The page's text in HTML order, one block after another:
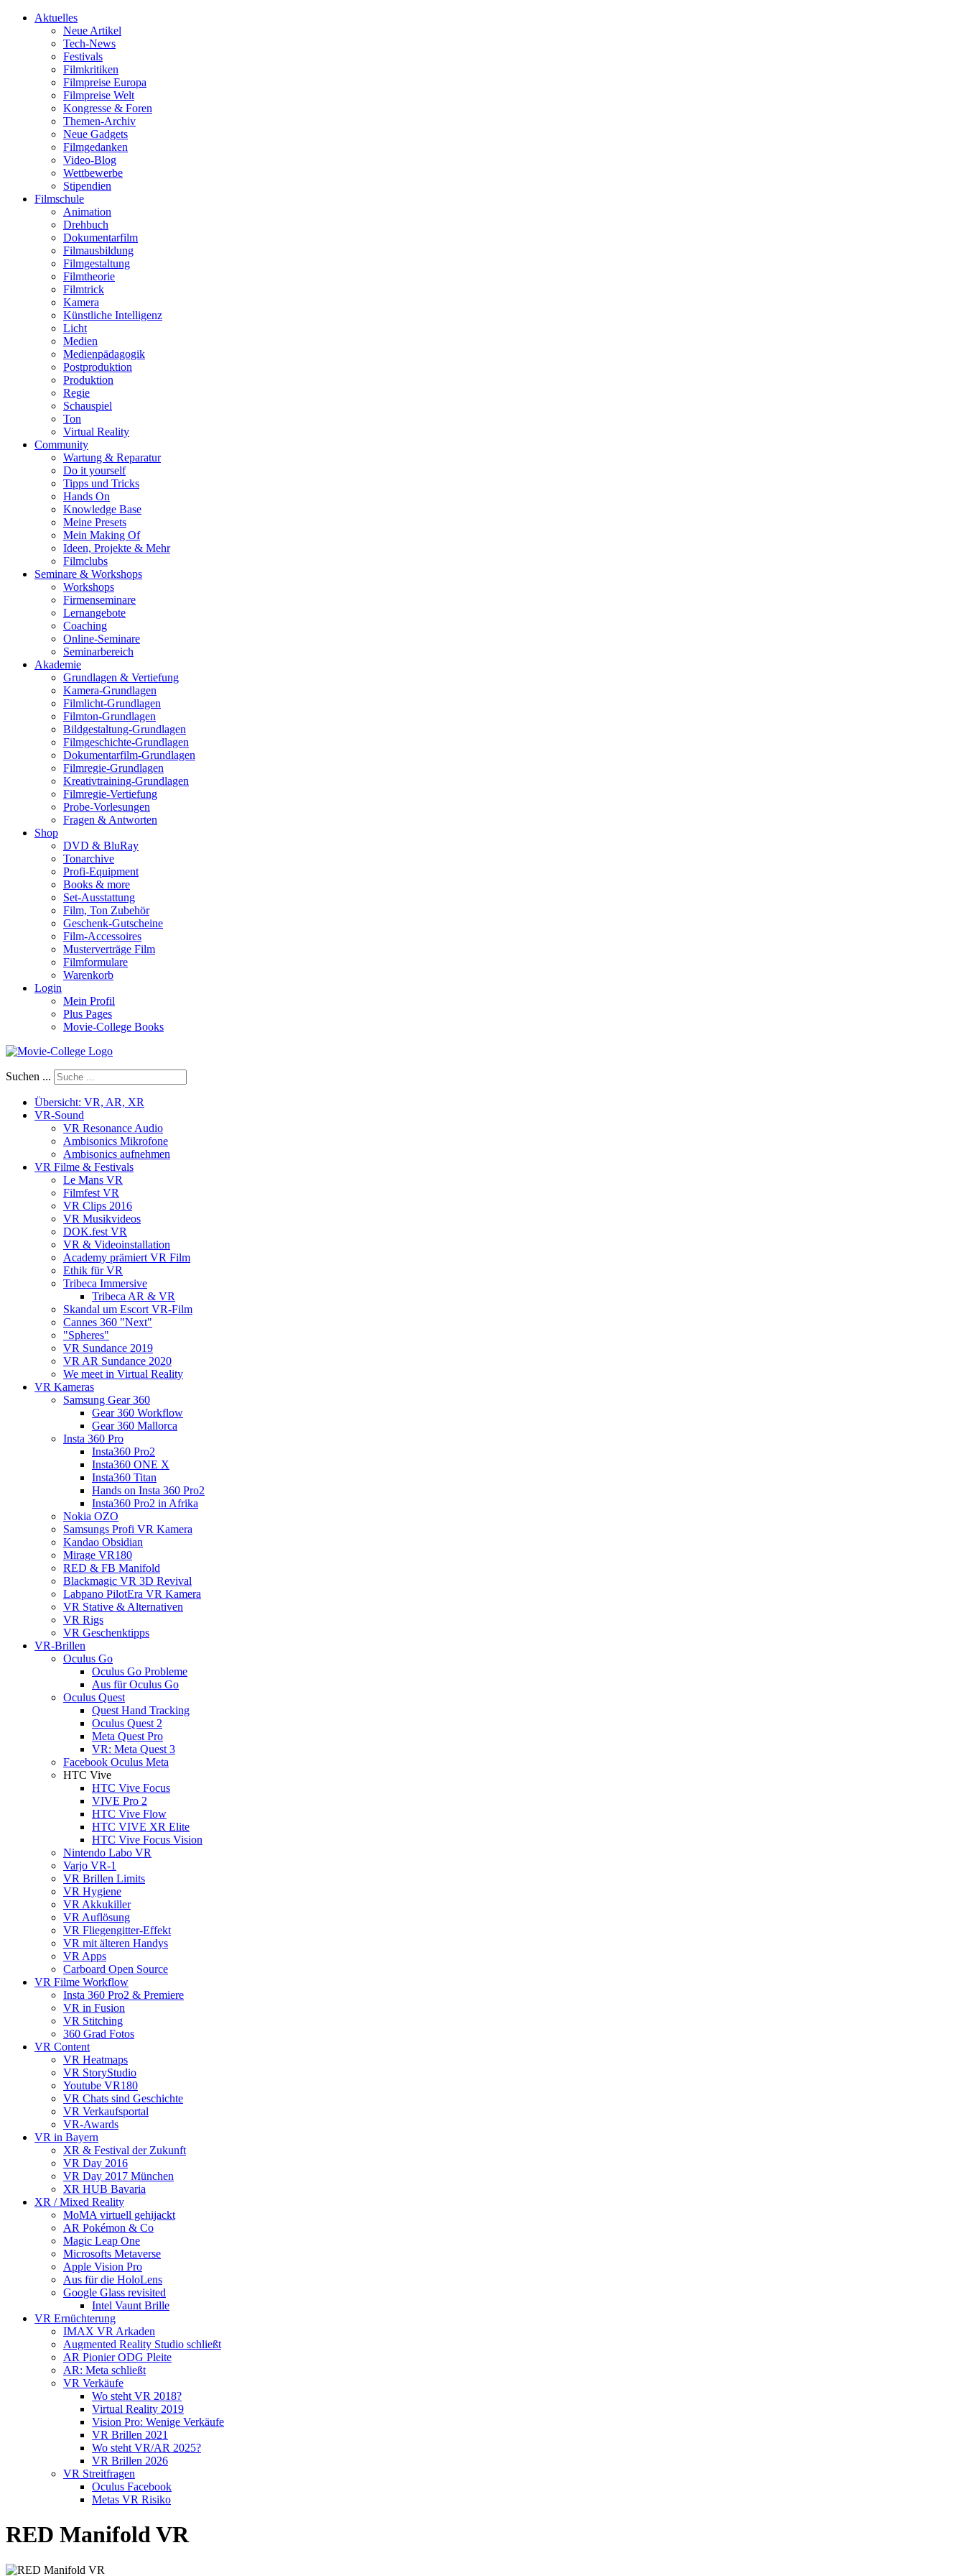
Aktuelles
Neue Artikel
Tech-News
Festivals
Filmkritiken
Filmpreise Europa
Filmpreise Welt
Kongresse & Foren
Themen-Archiv
Neue Gadgets
Filmgedanken
Video-Blog
Wettbewerbe
Stipendien
Filmschule
Animation
Drehbuch
Dokumentarfilm
Filmausbildung
Filmgestaltung
Filmtheorie
Filmtrick
Kamera
Künstliche Intelligenz
Licht
Medien
Medienpädagogik
Postproduktion
Produktion
Regie
Schauspiel
Ton
Virtual Reality
Community
Wartung & Reparatur
Do it yourself
Tipps und Tricks
Hands On
Knowledge Base
Meine Presets
Mein Making Of
Ideen, Projekte & Mehr
Filmclubs
Seminare & Workshops
Workshops
Firmenseminare
Lernangebote
Coaching
Online-Seminare
Seminarbereich
Akademie
Grundlagen & Vertiefung
Kamera-Grundlagen
Filmlicht-Grundlagen
Filmton-Grundlagen
Bildgestaltung-Grundlagen
Filmgeschichte-Grundlagen
Dokumentarfilm-Grundlagen
Filmregie-Grundlagen
Kreativtraining-Grundlagen
Filmregie-Vertiefung
Probe-Vorlesungen
Fragen & Antworten
Shop
DVD & BluRay
Tonarchive
Profi-Equipment
Books & more
Set-Ausstattung
Film, Ton Zubehör
Geschenk-Gutscheine
Film-Accessoires
Musterverträge Film
Filmformulare
Warenkorb
Login
Mein Profil
Plus Pages
Movie-College Books
Suchen ...
Übersicht: VR, AR, XR
VR-Sound
VR Resonance Audio
Ambisonics Mikrofone
Ambisonics aufnehmen
VR Filme & Festivals
Le Mans VR
Filmfest VR
VR Clips 2016
VR Musikvideos
DOK.fest VR
VR & Videoinstallation
Academy prämiert VR Film
Ethik für VR
Tribeca Immersive
Tribeca AR & VR
Skandal um Escort VR-Film
Cannes 360 "Next"
"Spheres"
VR Sundance 2019
VR AR Sundance 2020
We meet in Virtual Reality
VR Kameras
Samsung Gear 360
Gear 360 Workflow
Gear 360 Mallorca
Insta 360 Pro
Insta360 Pro2
Insta360 ONE X
Insta360 Titan
Hands on Insta 360 Pro2
Insta360 Pro2 in Afrika
Nokia OZO
Samsungs Profi VR Kamera
Kandao Obsidian
Mirage VR180
RED & FB Manifold
Blackmagic VR 3D Revival
Labpano PilotEra VR Kamera
VR Stative & Alternativen
VR Rigs
VR Geschenktipps
VR-Brillen
Oculus Go
Oculus Go Probleme
Aus für Oculus Go
Oculus Quest
Quest Hand Tracking
Oculus Quest 2
Meta Quest Pro
VR: Meta Quest 3
Facebook Oculus Meta
HTC Vive
HTC Vive Focus
VIVE Pro 2
HTC Vive Flow
HTC VIVE XR Elite
HTC Vive Focus Vision
Nintendo Labo VR
Varjo VR-1
VR Brillen Limits
VR Hygiene
VR Akkukiller
VR Auflösung
VR Fliegengitter-Effekt
VR mit älteren Handys
VR Apps
Carboard Open Source
VR Filme Workflow
Insta 360 Pro2 & Premiere
VR in Fusion
VR Stitching
360 Grad Fotos
VR Content
VR Heatmaps
VR StoryStudio
Youtube VR180
VR Chats sind Geschichte
VR Verkaufsportal
VR-Awards
VR in Bayern
XR & Festival der Zukunft
VR Day 2016
VR Day 2017 München
XR HUB Bavaria
XR / Mixed Reality
MoMA virtuell gehijackt
AR Pokémon & Co
Magic Leap One
Microsofts Metaverse
Apple Vision Pro
Aus für die HoloLens
Google Glass revisited
Intel Vaunt Brille
VR Ernüchterung
IMAX VR Arkaden
Augmented Reality Studio schließt
AR Pionier ODG Pleite
AR: Meta schließt
VR Verkäufe
Wo steht VR 2018?
Virtual Reality 2019
Vision Pro: Wenige Verkäufe
VR Brillen 2021
Wo steht VR/AR 2025?
VR Brillen 2026
VR Streitfragen
Oculus Facebook
Metas VR Risiko
RED Manifold VR